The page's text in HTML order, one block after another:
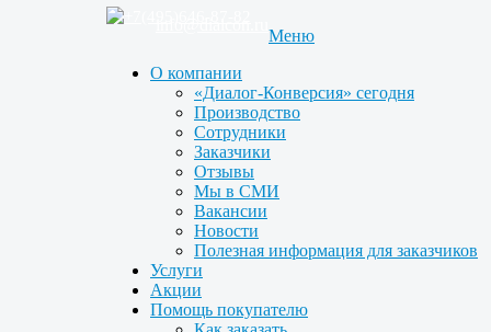
Меню
О компании
«Диалог-Конверсия» сегодня
Производство
Сотрудники
Заказчики
Отзывы
Мы в СМИ
Вакансии
Новости
Полезная информация для заказчиков
Услуги
Акции
Помощь покупателю